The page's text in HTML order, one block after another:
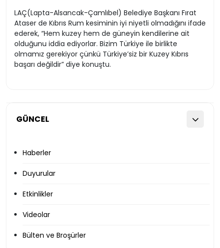
GÜNCEL
Haberler
Duyurular
Etkinlikler
Videolar
Bülten ve Broşürler
LAÇ(Lapta-Alsancak-Çamlıbel) Belediye Başkanı Fırat
Ataser de Kıbrıs Rum kesiminin iyi niyetli olmadığını ifade
ederek, “Hem kuzey hem de güneyin kendilerine ait
olduğunu iddia ediyorlar. Bizim Türkiye ile birlikte
olmamız gerekiyor çünkü Türkiye’siz bir Kuzey Kıbrıs
başarı değildir” diye konuştu.